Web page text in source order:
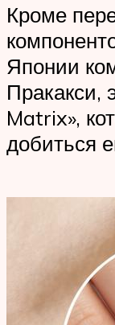
Кроме
Японии
Пракакси,
Matrix»,
добиться